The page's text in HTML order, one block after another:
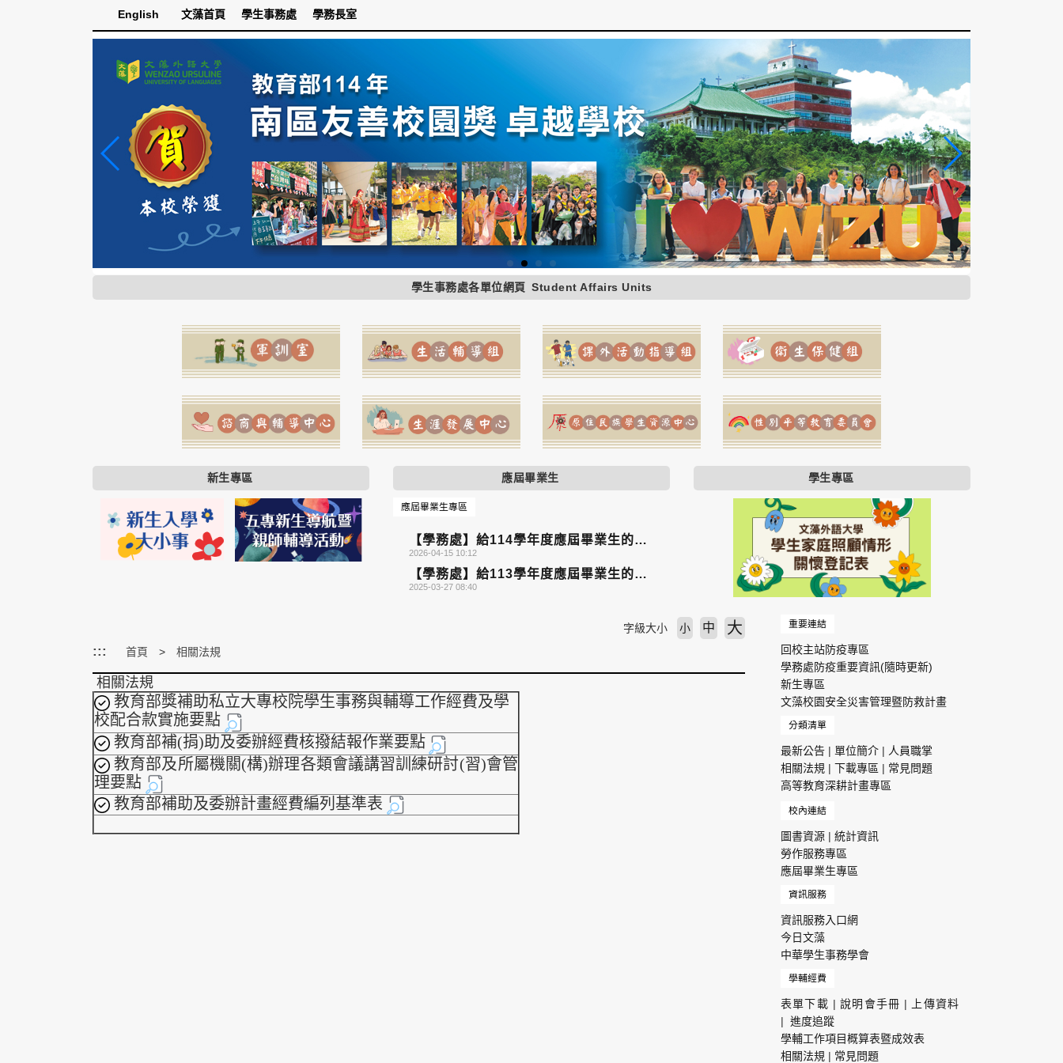
English 文藻首頁 學生事務處 學務長室
學生事務處各單位網頁 Student Affairs Units
新生專區 應屆畢業生
應屆畢業生專區
【學務處】給114學年度應屆畢業生的叮
嚀
2026-04-15 10:12
【學務處】給113學年度應屆畢業生的叮
嚀
2025-03-27 08:40
學生專區
::: 首頁 相關法規
字級大小 小 中 大
相關法規
教育部獎補助私立大專校院學生事務與輔導工作經費及學
校配合款實施要點
教育部補(捐)助及委辦經費核撥結報作業要點
教育部及所屬機關(構)辦理各類會議講習訓練研討(習)會管
理要點
教育部補助及委辦計畫經費編列基準表
重要連結
回校主站防疫專區
學務處防疫重要資訊(隨時更新)
新生專區
文藻校園安全災害管理暨防救計畫
分類清單
最新公告 | 單位簡介 | 人員職掌
相關法規 | 下載專區 | 常見問題
高等教育深耕計畫專區
校內連結
圖書資源 | 統計資訊
勞作服務專區
應屆畢業生專區
資訊服務
資訊服務入口網
今日文藻
中華學生事務學會
學輔經費
表單下載 |說明會手冊 |
上傳資料
| 進度追蹤
學輔工作項目概算表暨成效表
相關法規 | 常見問題